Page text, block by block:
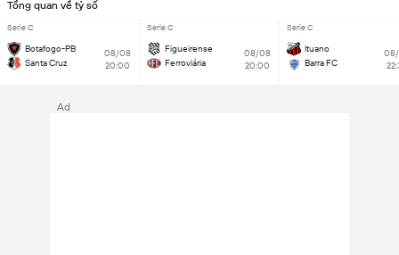
Tổng quan về tỷ số
Serie C
Botafogo-PB
Santa Cruz
08/08
20:00
Serie C
Figueirense
Ferroviária
08/08
20:00
Serie C
Ituano
Barra FC
Ad